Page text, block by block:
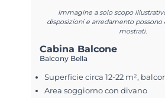
Immagine a solo scopo
disposizioni e arredamento
mostrati.
Cabina Balcone
Balcony Bella
Superficie circa 12-22 m²,
Area soggiorno con divano